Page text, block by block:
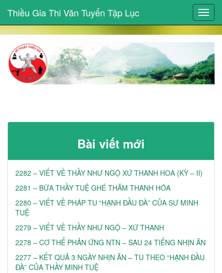
Thiều Gia Thi Văn Tuyển Tập Lục
Bài viết mới
2282 – VIẾT VỀ THẦY NHƯ NGỘ XỨ THANH HOA (KỲ – II)
2281 – BỮA THẦY TUỆ GHÉ THĂM THANH HÓA
2280 – VIẾT VỀ PHÁP TU “HẠNH ĐẦU ĐÀ” CỦA SƯ MINH
TUỆ
2279 – VIẾT VỀ THẦY NHƯ NGỘ – XỨ THANH
2278 – CƠ THỂ PHẢN ỨNG NTN – SAU 24 TIẾNG NHỊN ĂN
2277 – KẾT QUẢ 3 NGÀY NHỊN ĂN – TU THEO “HẠNH ĐẦU
ĐÀ” CỦA THẦY MINH TUỆ